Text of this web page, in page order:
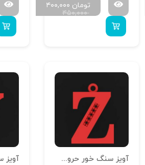
۴۵۰,۰۰۰
۴۰۰,۰۰۰ تومان
آویز سنگ خور حروف سایز کوچک H-MAYA-S-26